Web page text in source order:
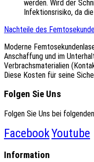
werden. Wird der
Infektionsrisiko, da
Nachteile des
Moderne
Anschaffung und im
Verbrachsmaterialien
Diese Kosten für seine
Folgen Sie Uns
Folgen Sie Uns bei
FacebookYoutube
Information